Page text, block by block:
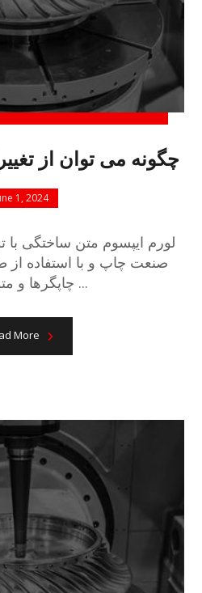
چگونه می توان از
1, 2024
لورم ایپسوم متن ساختگی با
صنعت چاپ و با استفاده
چاپگرها و متون بلکه ...
More